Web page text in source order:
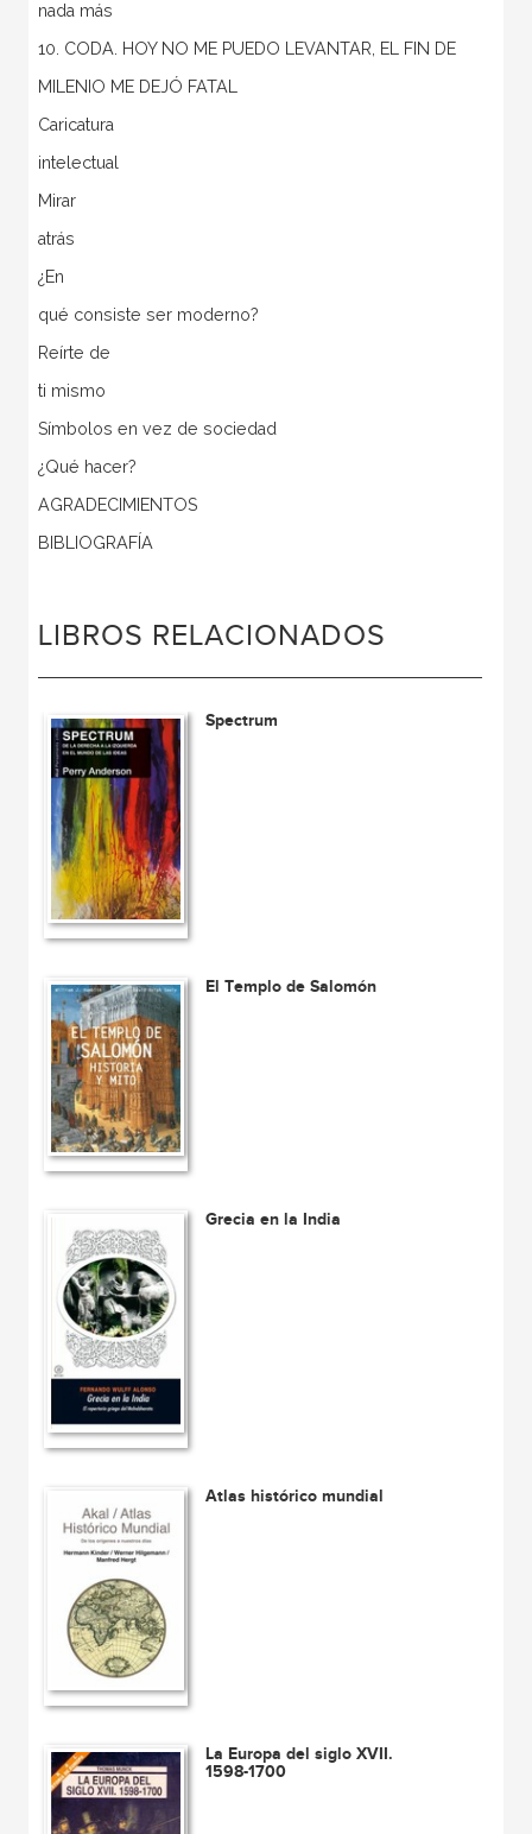
nada más
10. CODA. HOY NO ME PUEDO LEVANTAR, EL FIN DE
MILENIO ME DEJÓ FATAL
Caricatura
intelectual
Mirar
atrás
¿En
qué consiste ser moderno?
Reírte de
ti mismo
Símbolos en vez de sociedad
¿Qué hacer?
AGRADECIMIENTOS
BIBLIOGRAFÍA
LIBROS RELACIONADOS
Spectrum
El Templo de Salomón
Grecia en la India
Atlas histórico mundial
La Europa del siglo XVII.
1598-1700